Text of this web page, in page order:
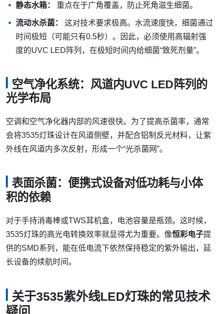
静态水箱： 重点在于广角覆盖，防止死角滋生细菌。
流动水杀菌：
这对技术要求极高。水流速度快，细菌通过
时间极短（可能只有0.5秒）。因此，必须使用高辐射强
度的UVC LED阵列，在极短时间内给细菌“致死剂量”。
空气净化系统：风道内UVC LED阵列的
光学布局
空调和空气净化器内部的风速很快。为了提高杀菌率，通常
会将3535灯珠设计在风道侧壁，并配合铝制反光材料，让紫
外线在风道内多次反射，形成一个“光杀菌网”。
表面杀菌：便携式设备对低功耗与小体
积的依赖
对于手持消毒棒或TWS耳机盒，电池容量是瓶颈。这时候，
3535灯珠的高光电转换效率就显得尤为重要。像恒彩电子提
供的SMD系列，能在低电流下依然保持稳定的紫外输出，延
长设备的续航时间。
关于3535紫外线LED灯珠的常见技术
疑问